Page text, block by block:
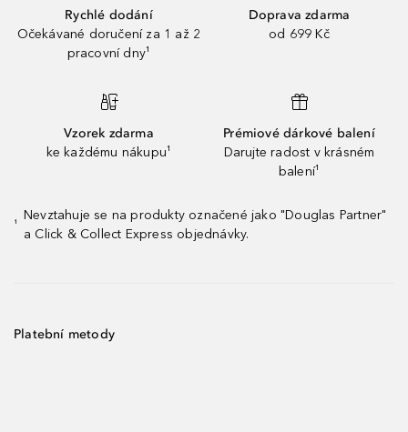
Rychlé dodání
Očekávané doručení za 1 až 2
pracovní dny¹
Doprava zdarma
od 699 Kč
Vzorek zdarma
ke každému nákupu¹
Prémiové dárkové balení
Darujte radost v krásném
balení¹
¹
Nevztahuje se na produkty označené jako "Douglas Partner"
a Click & Collect Express objednávky.
Platební metody